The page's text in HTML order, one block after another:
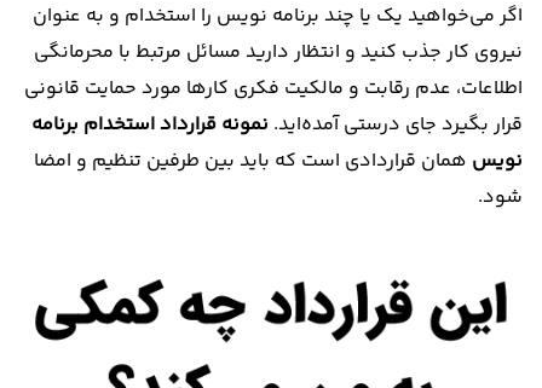
​اگر می‌خواهید یک یا چند برنامه نویس را استخدام و به عنوان
نیروی کار جذب کنید و انتظار دارید مسائل مرتبط با محرمانگی
اطلاعات، عدم رقابت و مالکیت فکری کارها مورد حمایت قانونی
قرار بگیرد جای درستی آمده‌اید. نمونه قرارداد استخدام برنامه
نویس همان قراردادی است که باید بین طرفین تنظیم و امضا
شود.